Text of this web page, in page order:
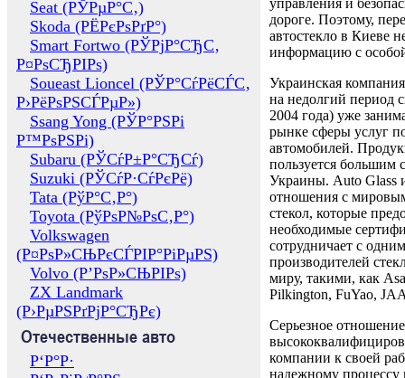
Seat (РЎРµР°С‚)
Skoda (РЁРєРѕРґР°)
Smart Fortwo (РЎРјР°СЂС‚
Р¤РѕСЂРІРѕ)
Soueast Lioncel (РЎР°СѓРёСЃС‚
Р›РёРѕРЅСЃРµР»)
Ssang Yong (РЎР°РЅРі
Р™РѕРЅРі)
Subaru (РЎСѓР±Р°СЂСѓ)
Suzuki (РЎСѓР·СѓРєРё)
Tata (РўР°С‚Р°)
Toyota (РўРѕР№РѕС‚Р°)
Volkswagen
(Р¤РѕР»СЊРєСЃРІР°РіРµРЅ)
Volvo (Р’РѕР»СЊРІРѕ)
ZX Landmark
(Р›РµРЅРґРјР°СЂРє)
Отечественные авто
Р‘Р°Р·
управления и
дороге. Поэтому,
автостекло в Киеве
информацию с
Украинская
на недолгий период
2004 года) уже
рынке сферы услуг
автомобилей.
пользуется большим
Украины. Auto Glass
отношения с
стекол, которые
необходимые
сотрудничает с
производителей
миру, такими, как
Pilkington, FuYao,
Серьезное отношение
компании к своей
надежному процессу